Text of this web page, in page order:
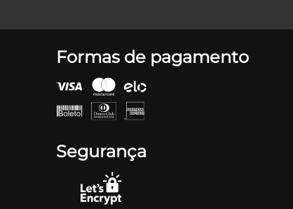
Formas de pagamento
Segurança